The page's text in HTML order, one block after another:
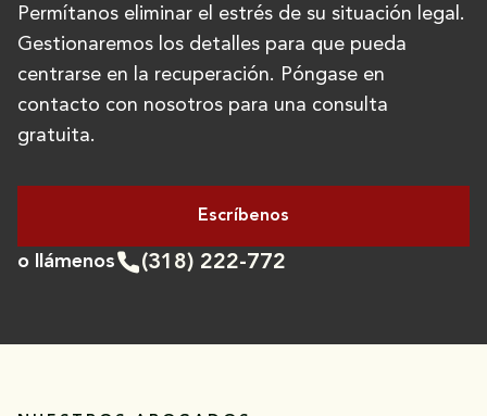
Permítanos eliminar el estrés de su situación legal.
Gestionaremos los detalles para que pueda
centrarse en la recuperación. Póngase en
contacto con nosotros para una consulta
gratuita.
Escríbenos
o llámenos (318) 222-772